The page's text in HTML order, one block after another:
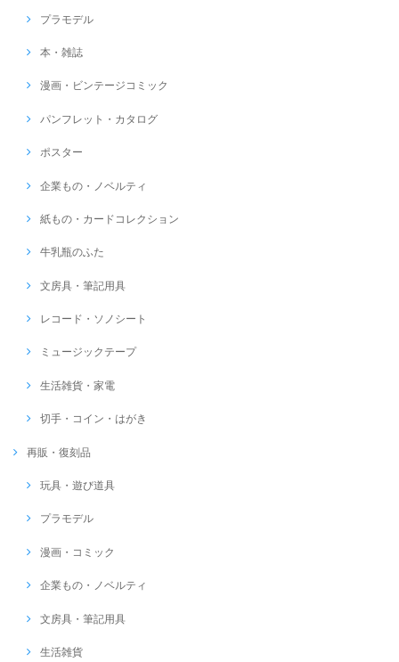
プラモデル
本・雑誌
漫画・ビンテージコミック
パンフレット・カタログ
ポスター
企業もの・ノベルティ
紙もの・カードコレクション
牛乳瓶のふた
文房具・筆記用具
レコード・ソノシート
ミュージックテープ
生活雑貨・家電
切手・コイン・はがき
再販・復刻品
玩具・遊び道具
プラモデル
漫画・コミック
企業もの・ノベルティ
文房具・筆記用具
生活雑貨